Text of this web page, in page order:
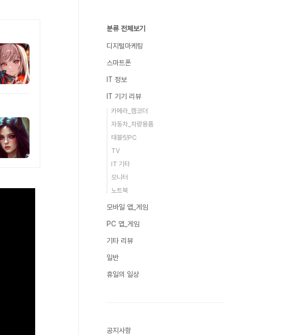
분류 전체보기
디지털마케팅
스마트폰
IT 정보
IT 기기 리뷰
카메라_캠코더
자동차_차량용품
태블릿PC
TV
IT 기타
모니터
노트북
모바일 앱_게임
PC 앱_게임
기타 리뷰
일반
휴일의 일상
공지사항